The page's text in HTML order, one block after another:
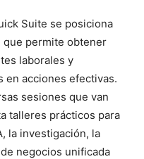
Suite se posiciona
permite obtener
laborales y
en acciones efectivas.
sesiones que van
talleres prácticos para
la investigación, la
negocios unificada